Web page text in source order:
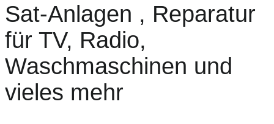
Sat-Anlagen , Reparatur
für TV, Radio,
Waschmaschinen und
vieles mehr